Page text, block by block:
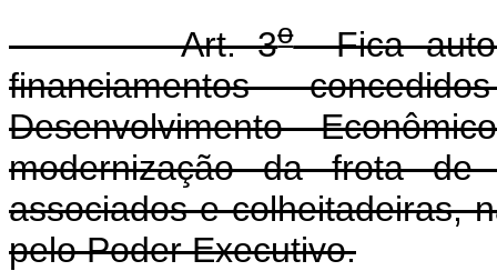
Art. 3oFica
financiamentos
Desenvolvimento
modernização da frota de
associados e colheitadeiras,
pelo Poder Executivo.